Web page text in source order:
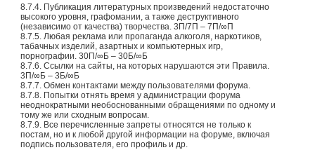
8.7.4. Публикация литературных произведений недостаточно
высокого уровня, графомании, а также деструктивного
(независимо от качества) творчества. 3П/7П – 7П/∞П
8.7.5. Любая реклама или пропаганда алкоголя, наркотиков,
табачных изделий, азартных и компьютерных игр,
порнографии. 30П/∞Б – 30Б/∞Б
8.7.6. Ссылки на сайты, на которых нарушаются эти Правила.
3П/∞Б – 3Б/∞Б
8.7.7. Обмен контактами между пользователями форума.
8.7.8. Попытки отнять время у администрации форума
неоднократными необоснованными обращениями по одному и
тому же или сходным вопросам.
8.7.9. Все перечисленные запреты относятся не только к
постам, но и к любой другой информации на форуме, включая
подпись пользователя, его профиль и др.